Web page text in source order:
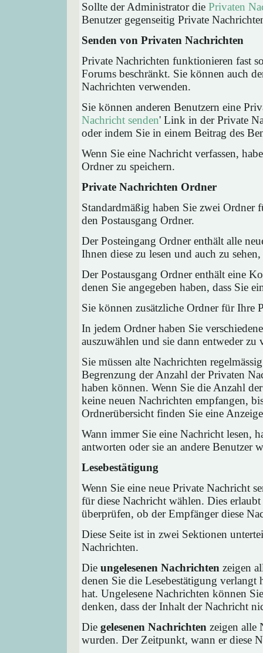
Sollte der Administrator die Privaten
Benutzer gegenseitig Private
Senden von Privaten Nachrichten
Private Nachrichten funktionieren fast
Forums beschränkt. Sie können auch
Nachrichten verwenden.
Sie können anderen Benutzern eine
Nachricht senden' Link in der Private
oder indem Sie in einem Beitrag des
Wenn Sie eine Nachricht verfassen,
Ordner zu speichern.
Private Nachrichten Ordner
Standardmäßig haben Sie zwei Ordner
den Postausgang Ordner.
Der Posteingang Ordner enthält alle
Ihnen diese zu lesen und auch zu
Der Postausgang Ordner enthält eine
denen Sie angegeben haben, dass Sie
Sie können zusätzliche Ordner für Ihre
In jedem Ordner haben Sie
auszuwählen und sie dann entweder
Sie müssen alte Nachrichten
Begrenzung der Anzahl der Privaten
haben können. Wenn Sie die Anzahl
keine neuen Nachrichten empfangen,
Ordnerübersicht finden Sie eine
Wann immer Sie eine Nachricht lesen,
antworten oder sie an andere Benutzer
Lesebestätigung
Wenn Sie eine neue Private Nachricht
für diese Nachricht wählen. Dies
überprüfen, ob der Empfänger diese
Diese Seite ist in zwei Sektionen
Nachrichten.
Die ungelesenen Nachrichten zeigen
denen Sie die Lesebestätigung verlangt
hat. Ungelesene Nachrichten können
denken, dass der Inhalt der Nachricht
Die gelesenen Nachrichten zeigen alle
wurden. Der Zeitpunkt, wann er diese